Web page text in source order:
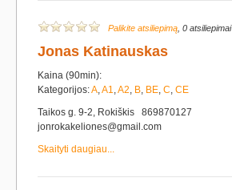
Palikite atsiliepimą , 0 atsiliepimai
Jonas Katinauskas
Kaina (90min):
Kategorijos:A,A1,A2, B, BE, C, CE
Taikos g. 9-2, Rokiškis 869870127
jonrokakeliones@gmail.com
Skaityti daugiau...